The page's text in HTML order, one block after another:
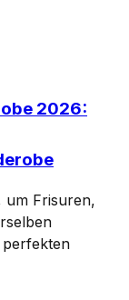
2026:
um Frisuren,